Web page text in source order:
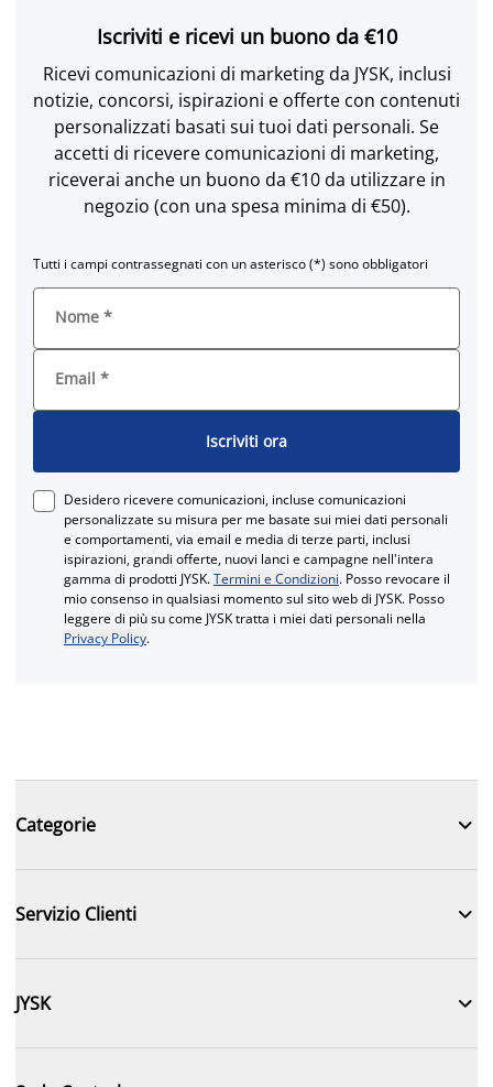
Iscriviti e ricevi un buono da €10
Ricevi comunicazioni di marketing da JYSK, inclusi
notizie, concorsi, ispirazioni e offerte con contenuti
personalizzati basati sui tuoi dati personali. Se
accetti di ricevere comunicazioni di marketing,
riceverai anche un buono da €10 da utilizzare in
negozio (con una spesa minima di €50).
Tutti i campi contrassegnati con un asterisco (*) sono obbligatori
Nome *
Email *
Iscriviti ora
Desidero ricevere comunicazioni, incluse comunicazioni
personalizzate su misura per me basate sui miei dati personali
e comportamenti, via email e media di terze parti, inclusi
ispirazioni, grandi offerte, nuovi lanci e campagne nell'intera
gamma di prodotti JYSK.Termini e Condizioni. Posso revocare il
mio consenso in qualsiasi momento sul sito web di JYSK. Posso
leggere di più su come JYSK tratta i miei dati personali nella
Privacy Policy.
Categorie 
Servizio Clienti 
JYSK 